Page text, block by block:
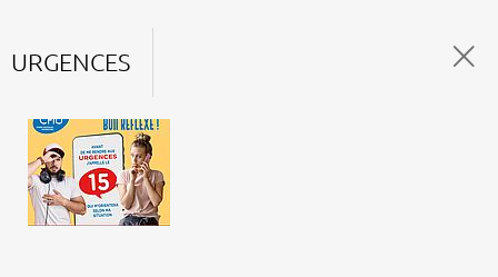
URGENCES